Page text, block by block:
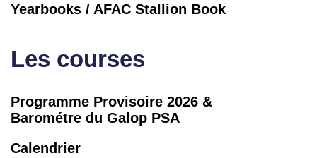
Yearbooks / AFAC Stallion Book
Les courses
Programme Provisoire 2026 &
Barométre du Galop PSA
Calendrier